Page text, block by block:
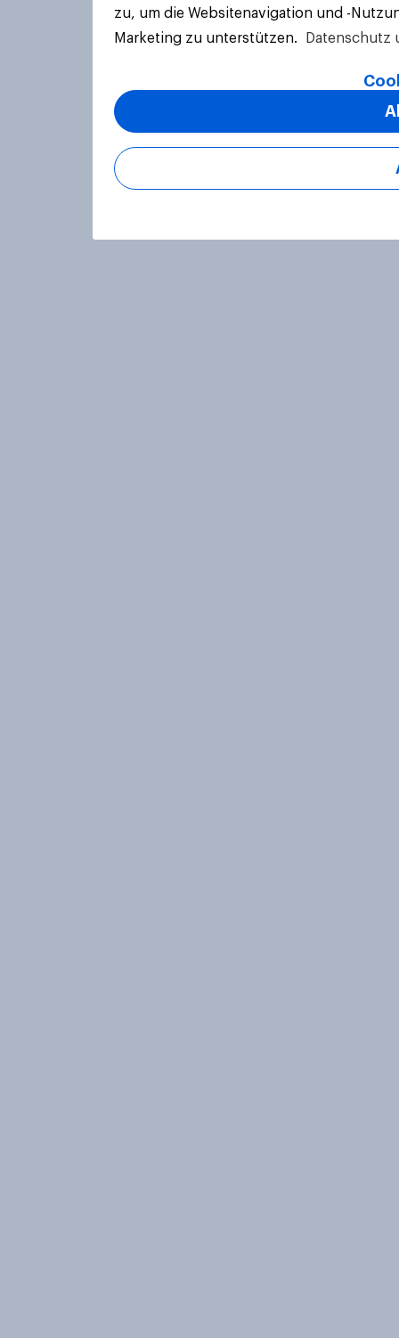
zu, um die Websitenavigation und -
Marketing zu unterstützen.
Datenschutz